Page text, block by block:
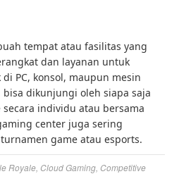
tempat atau fasilitas yang
dan layanan untuk
PC, konsol, maupun mesin
dikunjungi oleh siapa saja
individu atau bersama
center juga sering
game atau esports.
Royale Cloud Gaming Competitive